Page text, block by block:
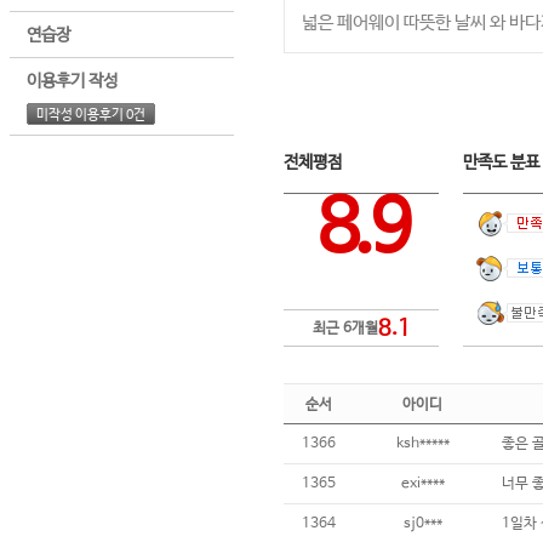
연습장
이용후기 작성
미작성 이용후기 0건
넓은 페어웨이 따뜻한 날씨 와 바
전체평점
8.9
최근 6개월8.1
만족도 분
순서 아이디
1366 ksh***** 좋은
1365 exi****
1364 sj0***